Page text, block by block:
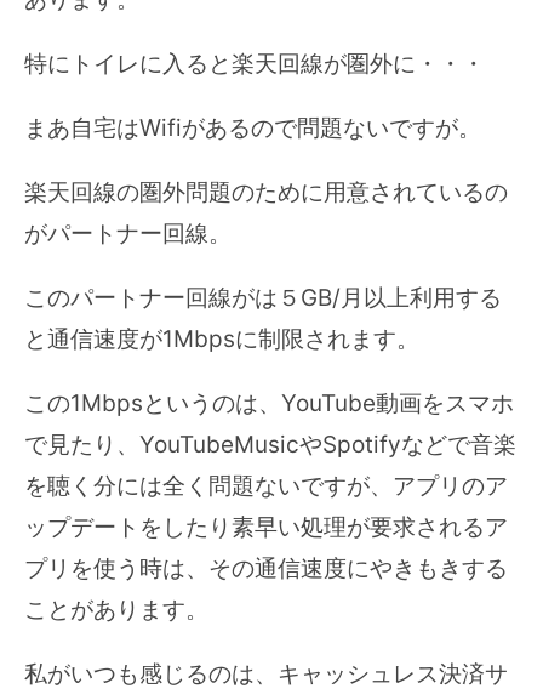
特にトイレに入ると楽天回線が圏外に・・・
まあ自宅はWifiがあるので問題ないですが。
楽天回線の圏外問題のために用意されているの
がパートナー回線。
このパートナー回線がは５GB/月以上利用する
と通信速度が1Mbpsに制限されます。
この1Mbpsというのは、YouTube動画をスマホ
で見たり、YouTubeMusicやSpotifyなどで音楽
を聴く分には全く問題ないですが、アプリのア
ップデートをしたり素早い処理が要求されるア
プリを使う時は、その通信速度にやきもきする
ことがあります。
私がいつも感じるのは、キャッシュレス決済サ